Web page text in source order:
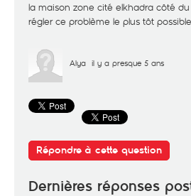
la maison zone cité elkhadra côté
régler ce problème le plus tôt
Alya il y a presque 5 ans
Répondre à cette question
Dernières réponses